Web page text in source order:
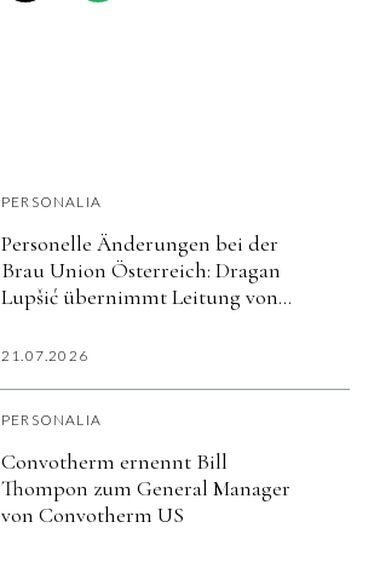
PERSONALIA
Personelle Änderungen bei der
Brau Union Österreich: Dragan
Lupšić übernimmt Leitung von
21.07.2026
PERSONALIA
Convotherm ernennt Bill
Thompon zum General Manager
von Convotherm US